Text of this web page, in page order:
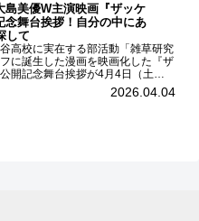
島美優W主演映画『ザッケ
念舞台挨拶！自分の中にあ
して
高校に実在する部活動「雑草研究
に誕生した漫画を映画化した『ザ
開記念舞台挨拶が4月4日（土）
シネマお台場で開催され、出演者の
島美優、八神遼介（ICEx）、阿佐
2026.04.04